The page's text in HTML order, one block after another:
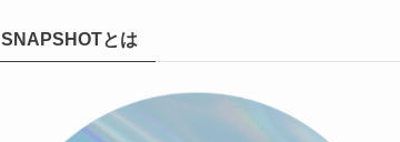
SNAPSHOTとは